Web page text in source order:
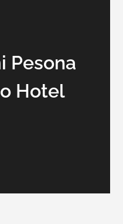
Pesona
Hotel